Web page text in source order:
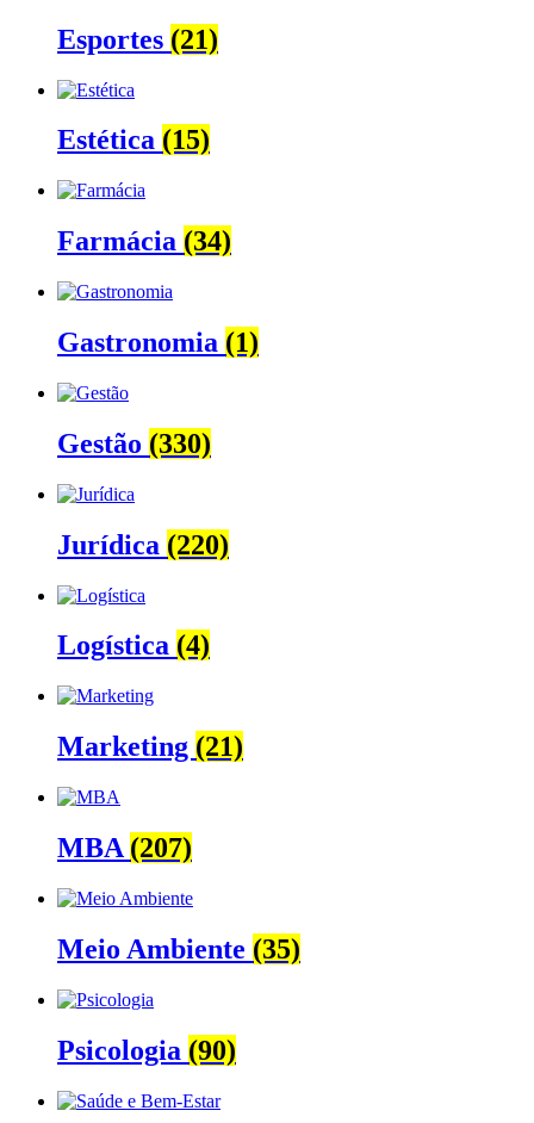
Esportes (21)
Estética (15)
Farmácia (34)
Gastronomia (1)
Gestão (330)
Jurídica (220)
Logística (4)
Marketing (21)
MBA (207)
Meio Ambiente (35)
Psicologia (90)